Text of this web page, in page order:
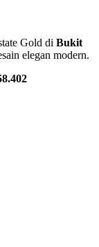
Gold di Bukit
elegan modern.